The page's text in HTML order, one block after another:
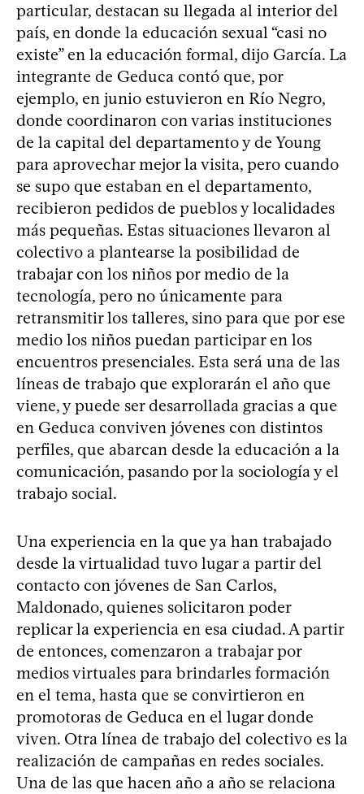
particular, destacan su llegada al interior del
país, en donde la educación sexual “casi no
existe” en la educación formal, dijo García. La
integrante de Geduca contó que, por
ejemplo, en junio estuvieron en Río Negro,
donde coordinaron con varias instituciones
de la capital del departamento y de Young
para aprovechar mejor la visita, pero cuando
se supo que estaban en el departamento,
recibieron pedidos de pueblos y localidades
más pequeñas. Estas situaciones llevaron al
colectivo a plantearse la posibilidad de
trabajar con los niños por medio de la
tecnología, pero no únicamente para
retransmitir los talleres, sino para que por ese
medio los niños puedan participar en los
encuentros presenciales. Esta será una de las
líneas de trabajo que explorarán el año que
viene, y puede ser desarrollada gracias a que
en Geduca conviven jóvenes con distintos
perfiles, que abarcan desde la educación a la
comunicación, pasando por la sociología y el
trabajo social.
Una experiencia en la que ya han trabajado
desde la virtualidad tuvo lugar a partir del
contacto con jóvenes de San Carlos,
Maldonado, quienes solicitaron poder
replicar la experiencia en esa ciudad. A partir
de entonces, comenzaron a trabajar por
medios virtuales para brindarles formación
en el tema, hasta que se convirtieron en
promotoras de Geduca en el lugar donde
viven. Otra línea de trabajo del colectivo es la
realización de campañas en redes sociales.
Una de las que hacen año a año se relaciona